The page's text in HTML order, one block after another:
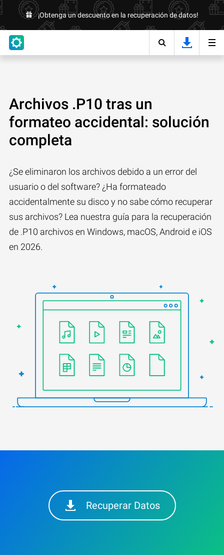
¡Obtenga un descuento en la recuperación de datos!
Archivos .P10 tras un
formateo accidental: solución
completa
¿Se eliminaron los archivos debido a un error del
usuario o del software? ¿Ha formateado
accidentalmente su disco y no sabe cómo recuperar
sus archivos? Lea nuestra guía para la recuperación
de .P10 archivos en Windows, macOS, Android e iOS
en 2026.
Recuperar Datos